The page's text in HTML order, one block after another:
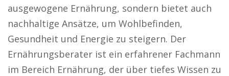
ausgewogene Ernährung, sondern bietet auch
nachhaltige Ansätze, um Wohlbefinden,
Gesundheit und Energie zu steigern. Der
Ernährungsberater ist ein erfahrener Fachmann
im Bereich Ernährung, der über tiefes Wissen zu